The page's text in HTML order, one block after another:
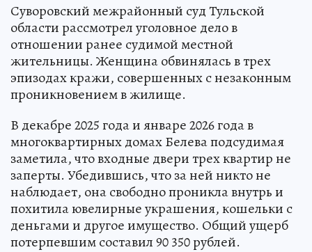
Суворовский межрайонный суд Тульской
области рассмотрел уголовное дело в
отношении ранее судимой местной
жительницы. Женщина обвинялась в трех
эпизодах кражи, совершенных с незаконным
проникновением в жилище.
В декабре 2025 года и январе 2026 года в
многоквартирных домах Белева подсудимая
заметила, что входные двери трех квартир не
заперты. Убедившись, что за ней никто не
наблюдает, она свободно проникла внутрь и
похитила ювелирные украшения, кошельки с
деньгами и другое имущество. Общий ущерб
потерпевшим составил 90 350 рублей.